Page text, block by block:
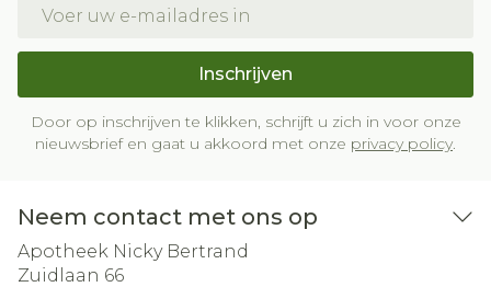
Inschrijven
Door op inschrijven te klikken, schrijft u zich in voor onze
nieuwsbrief en gaat u akkoord met onze privacy policy.
Neem contact met ons op
Apotheek Nicky Bertrand
Zuidlaan 66